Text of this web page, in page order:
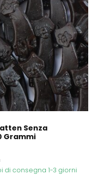
Senza
Grammi
di consegna 1-3 giorni